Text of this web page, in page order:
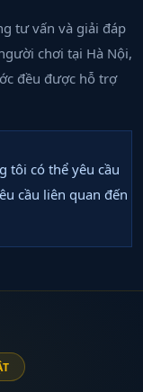
tư vấn và giải đáp
chơi tại Hà Nội,
đều được hỗ trợ
tôi có thể yêu cầu
cầu liên quan đến